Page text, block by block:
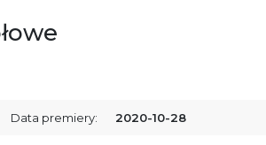
Data premiery: 2020-10-28